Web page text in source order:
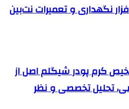
نگهداری و تعمیرات نت‌بین
کرم پودر شیگلم اصل از
تحلیل تخصصی و نظر